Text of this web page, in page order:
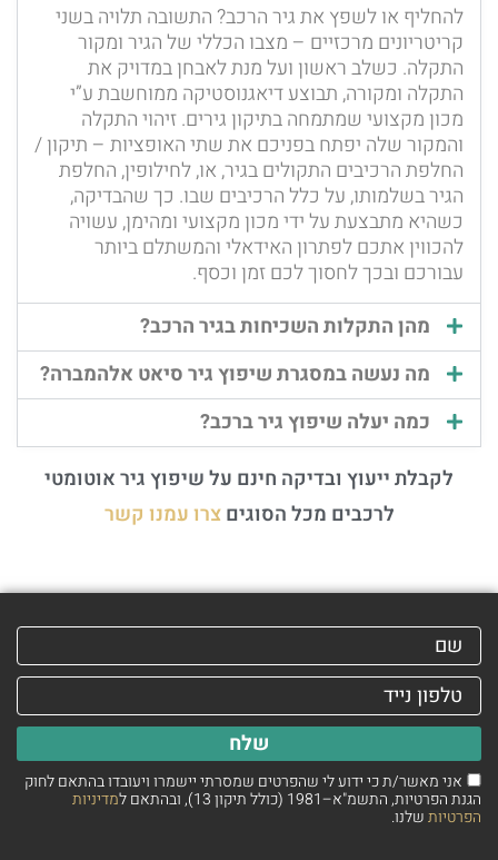
להחליף או לשפץ את גיר הרכב? התשובה תלויה בשני
קריטריונים מרכזיים – מצבו הכללי של הגיר ומקור
התקלה. כשלב ראשון ועל מנת לאבחן במדויק את
התקלה ומקורה, תבוצע דיאגנוסטיקה ממוחשבת ע”י
מכון מקצועי שמתמחה בתיקון גירים. זיהוי התקלה
והמקור שלה יפתח בפניכם את שתי האופציות – תיקון /
החלפת הרכיבים התקולים בגיר, או, לחילופין, החלפת
הגיר בשלמותו, על כלל הרכיבים שבו. כך שהבדיקה,
כשהיא מתבצעת על ידי מכון מקצועי ומהימן, עשויה
להכווין אתכם לפתרון האידאלי והמשתלם ביותר
עבורכם ובכך לחסוך לכם זמן וכסף.
מהן התקלות השכיחות בגיר הרכב?
מה נעשה במסגרת שיפוץ גיר סיאט אלהמברה?
כמה יעלה שיפוץ גיר ברכב?
לקבלת ייעוץ ובדיקה חינם על שיפוץ גיר אוטומטי
לרכבים מכל הסוגים צרו עמנו קשר
אני מאשר/ת כי ידוע לי שהפרטים שמסרתי יישמרו ויעובדו בהתאם לחוק
הגנת הפרטיות, התשמ"א–1981 (כולל תיקון 13), ובהתאם ל מדיניות
הפרטיותשלנו.
שלח